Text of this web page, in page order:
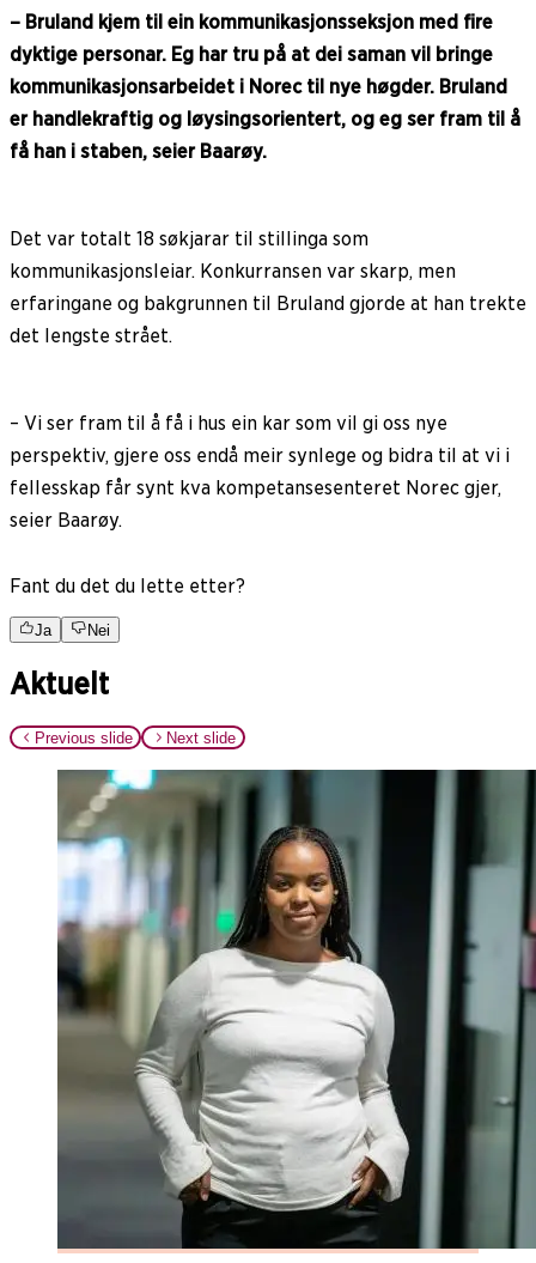
– Bruland kjem til ein kommunikasjonsseksjon med fire
dyktige personar. Eg har tru på at dei saman vil bringe
kommunikasjonsarbeidet i Norec til nye høgder. Bruland
er handlekraftig og løysingsorientert, og eg ser fram til å
få han i staben, seier Baarøy.
Det var totalt 18 søkjarar til stillinga som
kommunikasjonsleiar. Konkurransen var skarp, men
erfaringane og bakgrunnen til Bruland gjorde at han trekte
det lengste strået.
– Vi ser fram til å få i hus ein kar som vil gi oss nye
perspektiv, gjere oss endå meir synlege og bidra til at vi i
fellesskap får synt kva kompetansesenteret Norec gjer,
seier Baarøy.
Fant du det du lette etter?
Ja Nei
Aktuelt
Previous slide Next slide